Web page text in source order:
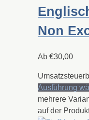
Non
Ab €30,00
Ausführung
mehrere
auf der